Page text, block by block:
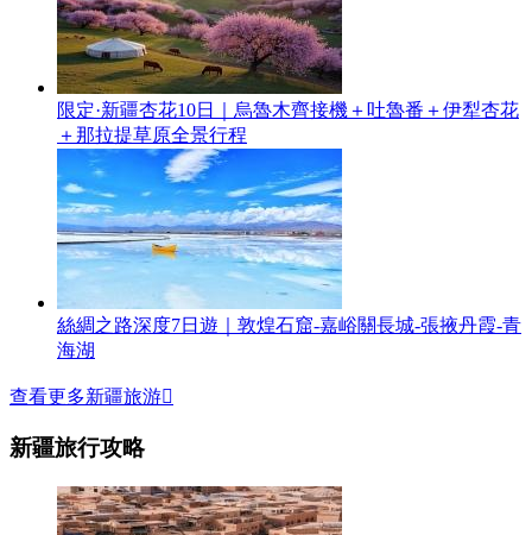
限定·新疆杏花10日｜烏魯木齊接機＋吐魯番＋伊犁杏花
＋那拉提草原全景行程
絲綢之路深度7日遊｜敦煌石窟-嘉峪關長城-張掖丹霞-青
海湖
查看更多新疆旅游
新疆旅行攻略